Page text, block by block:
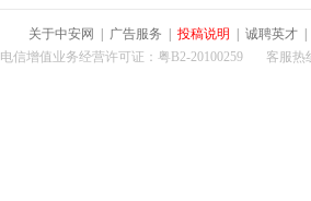
关于中安网 广告服务 投稿说明 诚聘英才
电信增值业务经营许可证：粤B2-20100259 客服